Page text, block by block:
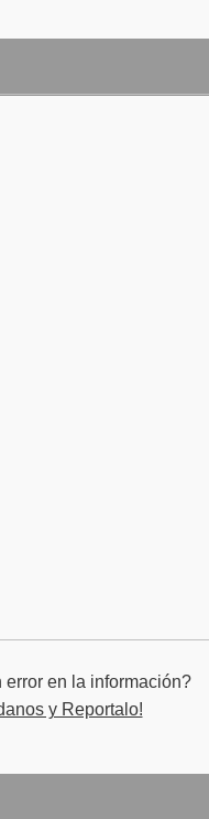
en la información?
y Reportalo!